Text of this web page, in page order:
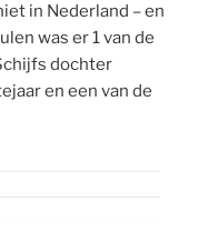
in Nederland – en
was er 1 van de
dochter
en een van de